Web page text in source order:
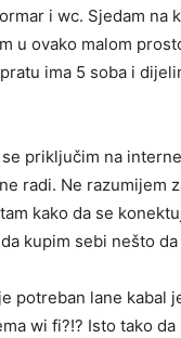
i wc. Sjedam na
u ovako malom
ima 5 soba i
se priključim na
radi. Ne razumijem
kako da se
kupim sebi nešto
potreban lane kabal
wi fi?!? Isto tako